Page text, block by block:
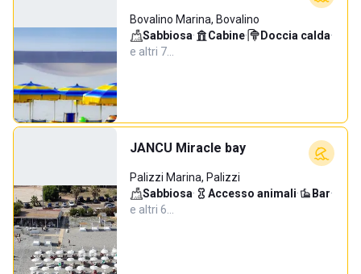
Bovalino Marina, Bovalino
Sabbiosa· Cabine· Doccia calda·
e altri 7…
JANCU Miracle bay
Palizzi Marina, Palizzi
Sabbiosa· Accesso animali· Bar·
e altri 6…